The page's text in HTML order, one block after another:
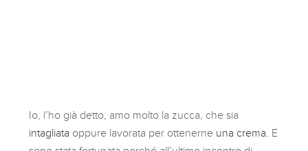
Io, l’ho già detto, amo molto la zucca, che sia
intagliata oppure lavorata per ottenerne una crema. E